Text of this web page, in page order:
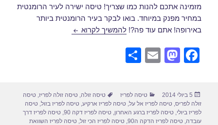
מזמינה אתכם להנות כמו שצריך! טיסה ישירה לעיר הרומנטית
במחיר מפנק במיוחד. בואו לבקר בעיר הרומנטית ביותר
באירופה! אתם עוד פה?!להמשיך לקרוא טיסה לפריז ביולי 2014
F
e
b
M
o
d
E
e
פורסם
בתאריך
5 ביולי 2014 קטגוריות
טיסה לפריז תגיות
טיסה זולה,טיסה זולה לפריז,טיסה
זולה לפריס,טיסה לפריז אל על,טיסה לפריז ארקיע,טיסה לפריז בזול,טיסה
לפריז ביולי,טיסה לפריז ברגע האחרון,טיסה לפריז דקה 90 ,טיסה לפריז דרך
עובדה,טיסה לפריז הדקה ה90 ,טיסה לפריז הכי זול,טיסה לפריז השוואת